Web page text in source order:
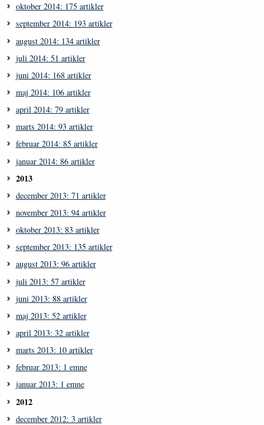
oktober 2014: 175 artikler
september 2014: 193 artikler
august 2014: 134 artikler
juli 2014: 51 artikler
juni 2014: 168 artikler
maj 2014: 106 artikler
april 2014: 79 artikler
marts 2014: 93 artikler
februar 2014: 85 artikler
januar 2014: 86 artikler
2013
december 2013: 71 artikler
november 2013: 94 artikler
oktober 2013: 83 artikler
september 2013: 135 artikler
august 2013: 96 artikler
juli 2013: 57 artikler
juni 2013: 88 artikler
maj 2013: 52 artikler
april 2013: 32 artikler
marts 2013: 10 artikler
februar 2013: 1 emne
januar 2013: 1 emne
2012
december 2012: 3 artikler